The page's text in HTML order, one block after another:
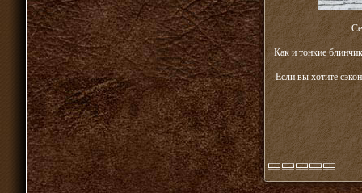
Как и тонкие
Если вы хотите